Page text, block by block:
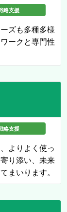
略支援
ズも多種多様
ークと専門性
略支援
よりよく使っ
り添い、未来
まいります。